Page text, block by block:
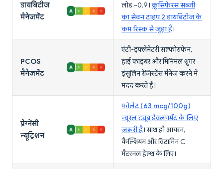
डायबिटीज
मैनेजमेंट
लोड ~0.9।क्रूसिफेरस सब्जी
का सेवन टाइप 2 डायबिटीज के
कम रिस्क से जुड़ा है।
PCOS
मैनेजमेंट
एंटी-इंफ्लेमेटरी सल्फोराफेन,
हाई फाइबर और मिनिमल शुगर
इंसुलिन रेजिस्टेंस मैनेज करने में
मदद करते हैं।
प्रेग्नेंसी
न्यूट्रिशन
फोलेट (63 mcg/100g)
न्यूरल ट्यूब डेवलपमेंट के लिए
ज़रूरी है। साथ ही आयरन,
कैल्शियम और विटामिन C
मैटरनल हेल्थ के लिए।